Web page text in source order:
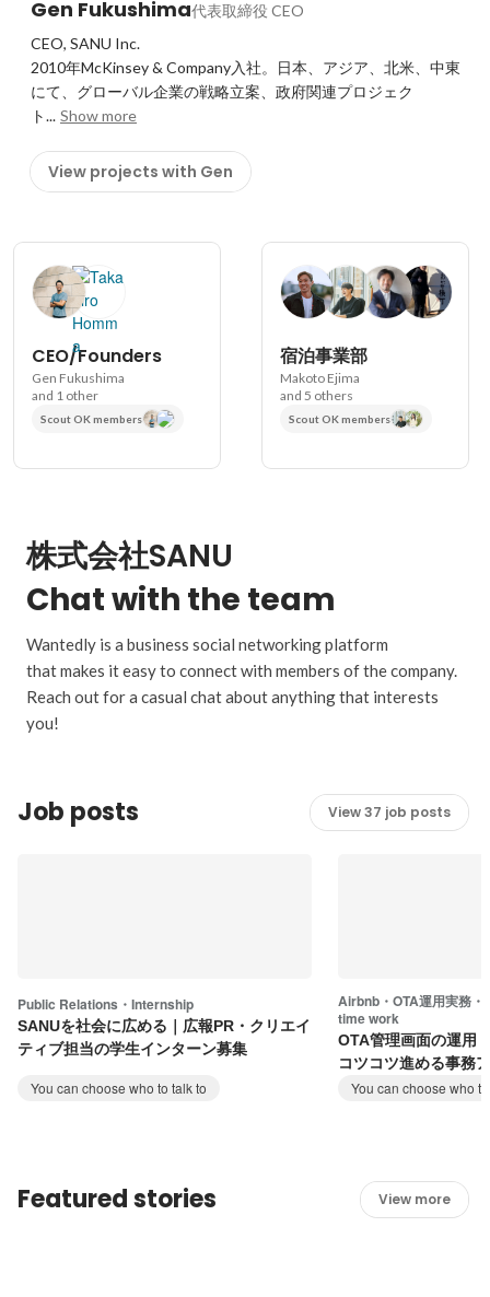
Gen Fukushima代表取締役 CEO
CEO, SANU Inc.
2010年McKinsey & Company入社。日本、アジア、北米、中東
にて、グローバル企業の戦略立案、政府関連プロジェク
ト... Show more
View projects with Gen
CEO/Founders
Gen Fukushima
and 1 other
Scout OK members
宿泊事業部
Makoto Ejima
and 5 others
Scout OK members
株式会社SANU
Chat with the team
Wantedly is a business social networking platform
that makes it easy to connect with members of the company.
Reach out for a casual chat about anything that interests
you!
Job posts View 37 job posts
Public Relations・Internship
SANUを社会に広める｜広報PR・クリエイ
ティブ担当の学生インターン募集
You can choose who to talk to
Airbnb・OTA運用実務
time work
OTA管理画面の運用
コツコツ進める事務
You can choose who
Featured stories View more